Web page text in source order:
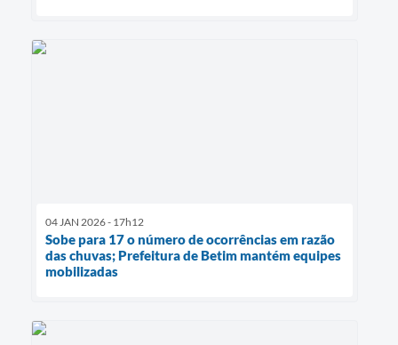
04 JAN 2026 - 17h12
Sobe para 17 o número de ocorrências em razão
das chuvas; Prefeitura de Betim mantém equipes
mobilizadas